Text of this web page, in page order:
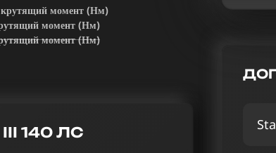
крутящий момент (Нм)
момент (Нм)
момент (Нм)
140 ЛС